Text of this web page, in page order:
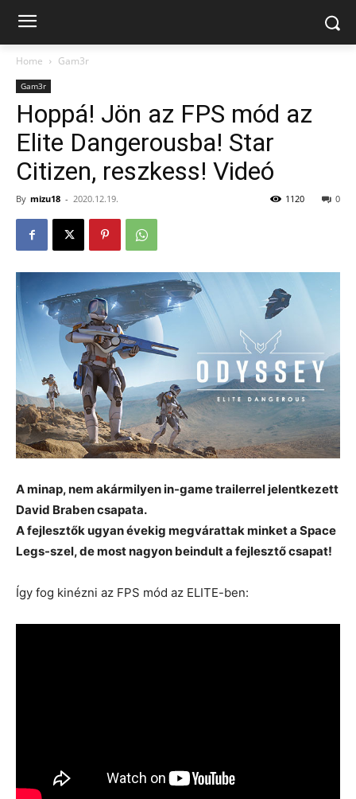
Home Gam3r
Gam3r
Hoppá! Jön az FPS mód az
Elite Dangerousba! Star
Citizen, reszkess! Videó
By mizu18 - 2020.12.19. 0
1120
A minap, nem akármilyen in-game trailerrel jelentkezett
David Braben csapata.
A fejlesztők ugyan évekig megvárattak minket a Space
Legs-szel, de most nagyon beindult a fejlesztő csapat!
Így fog kinézni az FPS mód az ELITE-ben: